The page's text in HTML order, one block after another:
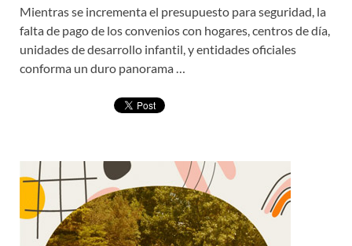
Mientras se incrementa el presupuesto para seguridad, la
falta de pago de los convenios con hogares, centros de día,
unidades de desarrollo infantil, y entidades oficiales
conforma un duro panorama …